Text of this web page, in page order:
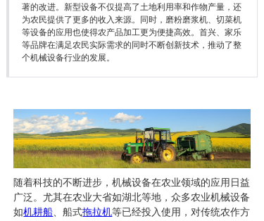
著的改进。新型设备不仅提高了土地利用率和作物产量，还
为农民提供了更多的收入来源。同时，磨粉磨浆机、切菜机
等设备的应用也使得农产品加工更为便捷高效。首兴、家乐
等品牌在满足农民实际需求的同时不断创新技术，推动了整
个机械设备行业的发展。
随着科技的不断进步，机械设备在农业领域的应用日益
广泛。尤其在农业大省如湖北等地，众多农业机械设备
如机耕船 、船式拖拉机等已经投入使用，对传统农作方